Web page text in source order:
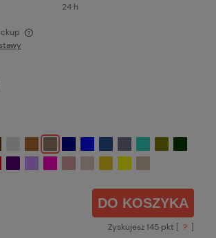
24 h
ewentualnych kosztów płatności
DO KOSZYKA
Zyskujesz 145 pkt [ ? ]